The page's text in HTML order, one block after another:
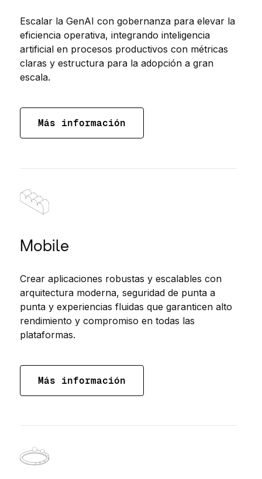
Escalar la GenAI con gobernanza para elevar la
eficiencia operativa, integrando inteligencia
artificial en procesos productivos con métricas
claras y estructura para la adopción a gran
escala.
Más información
Mobile
Crear aplicaciones robustas y escalables con
arquitectura moderna, seguridad de punta a
punta y experiencias fluidas que garanticen alto
rendimiento y compromiso en todas las
plataformas.
Más información